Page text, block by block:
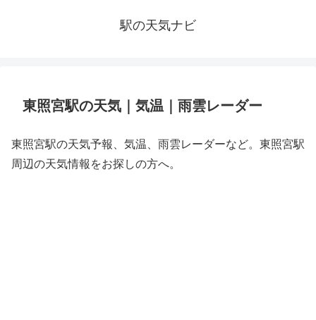
駅の天気ナビ
東照宮駅の天気｜気温｜雨雲レーダー
東照宮駅の天気予報、気温、雨雲レーダーなど。東照宮駅
周辺の天気情報をお探しの方へ。